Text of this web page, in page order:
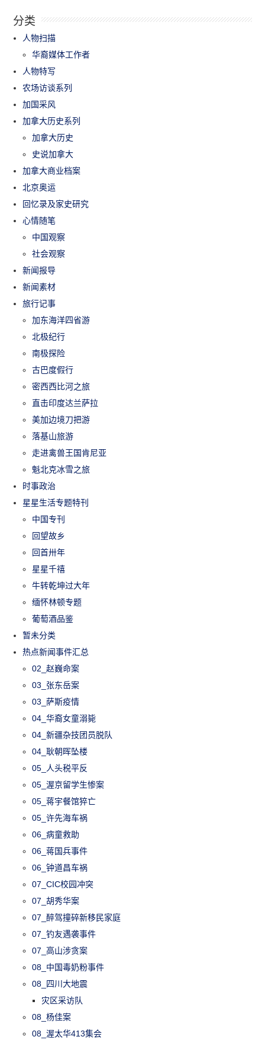
分类
人物扫描
华裔媒体工作者
人物特写
农场访谈系列
加国采风
加拿大历史系列
加拿大历史
史说加拿大
加拿大商业档案
北京奥运
回忆录及家史研究
心情随笔
中国观察
社会观察
新闻报导
新闻素材
旅行记事
加东海洋四省游
北极纪行
南极探险
古巴度假行
密西西比河之旅
直击印度达兰萨拉
美加边境刀把游
落基山旅游
走进禽兽王国肯尼亚
魁北克冰雪之旅
时事政治
星星生活专题特刊
中国专刊
回望故乡
回首卅年
星星千禧
牛转乾坤过大年
缅怀林顿专题
葡萄酒品鉴
暂未分类
热点新闻事件汇总
02_赵巍命案
03_张东岳案
03_萨斯疫情
04_华裔女童溺毙
04_新疆杂技团员脱队
04_耿朝晖坠楼
05_人头税平反
05_渥京留学生惨案
05_蒋宇餐馆猝亡
05_许先海车祸
06_病童救助
06_蒋国兵事件
06_钟道昌车祸
07_CIC校园冲突
07_胡秀华案
07_醉驾撞碎新移民家庭
07_钓友遇袭事件
07_高山涉贪案
08_中国毒奶粉事件
08_四川大地震
灾区采访队
08_杨佳案
08_渥太华413集会